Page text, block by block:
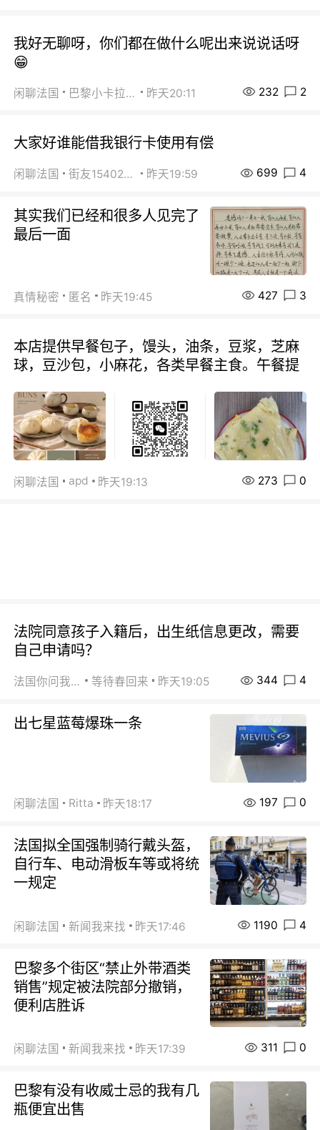
我好无聊呀，你们都在做什么呢出来说说话呀
😁
闲聊法国 巴黎小卡拉咪 昨天20:11 232 2
大家好谁能借我银行卡使用有偿
闲聊法国 街友15402223 昨天19:59 699 4
其实我们已经和很多人见完了
最后一面
真情秘密 匿名 昨天19:45 427 3
本店提供早餐包子，馒头，油条，豆浆，芝麻
球，豆沙包，小麻花，各类早餐主食。午餐提
闲聊法国 apd 昨天19:13 273 0
法院同意孩子入籍后，出生纸信息更改，需要
自己申请吗？
法国你问我答 等待春回来 昨天19:05 344 4
出七星蓝莓爆珠一条
闲聊法国 Ritta 昨天18:17 197 0
法国拟全国强制骑行戴头盔，
自行车、电动滑板车等或将统
一规定
闲聊法国 新闻我来找 昨天17:46 1190 4
巴黎多个街区“禁止外带酒类
销售”规定被法院部分撤销，
便利店胜诉
闲聊法国 新闻我来找 昨天17:39 311 0
巴黎有没有收威士忌的我有几
瓶便宜出售